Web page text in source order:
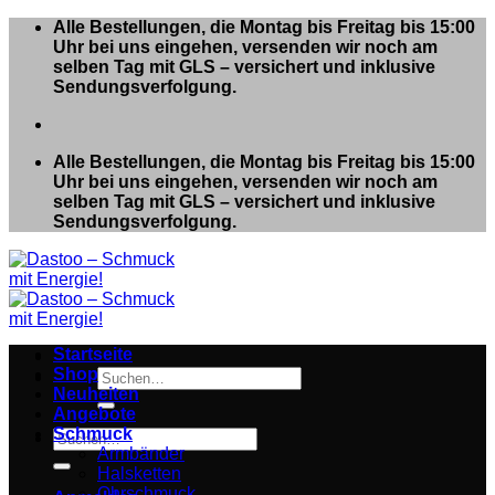
Zum
springen
Alle Bestellungen, die Montag bis Freitag bis 15:00
Uhr bei uns eingehen, versenden wir noch am
selben Tag mit GLS – versichert und inklusive
Sendungsverfolgung.
Alle Bestellungen, die Montag bis Freitag bis 15:00
Uhr bei uns eingehen, versenden wir noch am
selben Tag mit GLS – versichert und inklusive
Sendungsverfolgung.
Suchen
nach:
Suchen
nach:
Startseite
Shop
Neuheiten
Angebote
Schmuck
Armbänder
Halsketten